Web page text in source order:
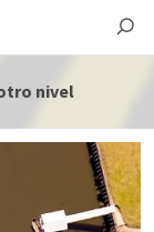
nivel